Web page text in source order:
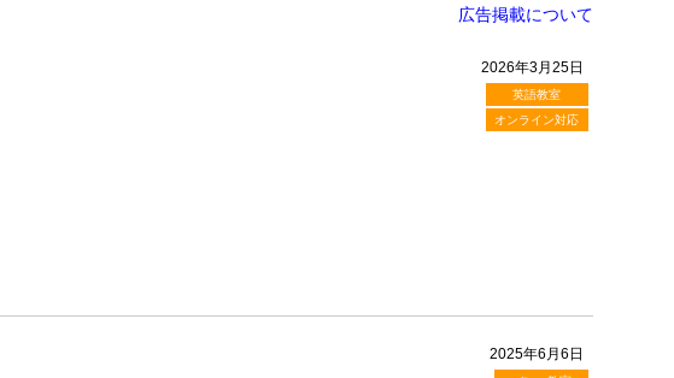
広告掲載について
2026年3月25日
英語教室
オンライン対応
2025年6月6日